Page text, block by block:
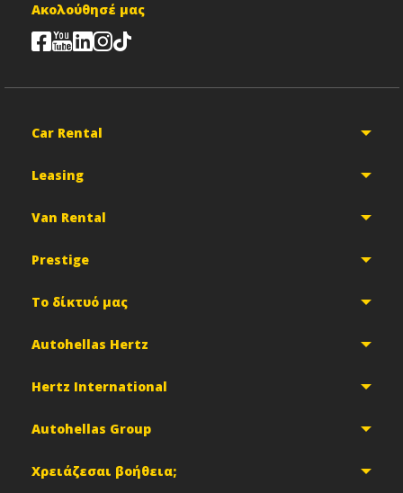
Ακολούθησέ μας
Car Rental
Leasing
Van Rental
Prestige
Το δίκτυό μας
Autohellas Hertz
Hertz International
Autohellas Group
Χρειάζεσαι βοήθεια;